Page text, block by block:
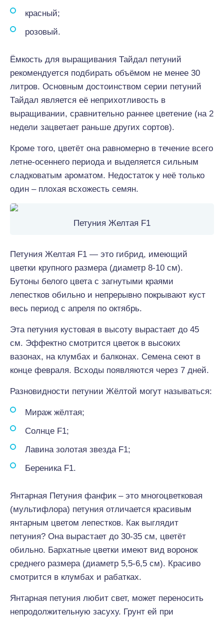
красный;
розовый.
Ёмкость для выращивания Тайдал петуний
рекомендуется подбирать объёмом не менее 30
литров. Основным достоинством серии петуний
Тайдал является её неприхотливость в
выращивании, сравнительно раннее цветение (на 2
недели зацветает раньше других сортов).
Кроме того, цветёт она равномерно в течение всего
летне-осеннего периода и выделяется сильным
сладковатым ароматом. Недостаток у неё только
один – плохая всхожесть семян.
Петуния Желтая F1
Петуния Желтая F1 — это гибрид, имеющий
цветки крупного размера (диаметр 8-10 см).
Бутоны белого цвета с загнутыми краями
лепестков обильно и непрерывно покрывают куст
весь период с апреля по октябрь.
Эта петуния кустовая в высоту вырастает до 45
см. Эффектно смотрится цветок в высоких
вазонах, на клумбах и балконах. Семена сеют в
конце февраля. Всходы появляются через 7 дней.
Разновидности петунии Жёлтой могут называться:
Мираж жёлтая;
Солнце F1;
Лавина золотая звезда F1;
Береника F1.
Янтарная Петуния фанфик – это многоцветковая
(мультифлора) петуния отличается красивым
янтарным цветом лепестков. Как выглядит
петуния? Она вырастает до 30-35 см, цветёт
обильно. Бархатные цветки имеют вид воронок
среднего размера (диаметр 5,5-6,5 см). Красиво
смотрится в клумбах и рабатках.
Янтарная петуния любит свет, может переносить
непродолжительную засуху. Грунт ей при